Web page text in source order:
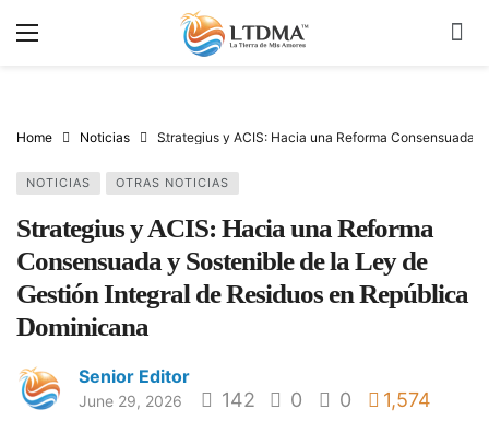
Home Noticias Strategius y ACIS: Hacia una Reforma Consensuada
NOTICIAS OTRAS NOTICIAS
Strategius y ACIS: Hacia una Reforma
Consensuada y Sostenible de la Ley de
Gestión Integral de Residuos en República
Dominicana
Senior Editor
June 29, 2026 142 0 0 1,574